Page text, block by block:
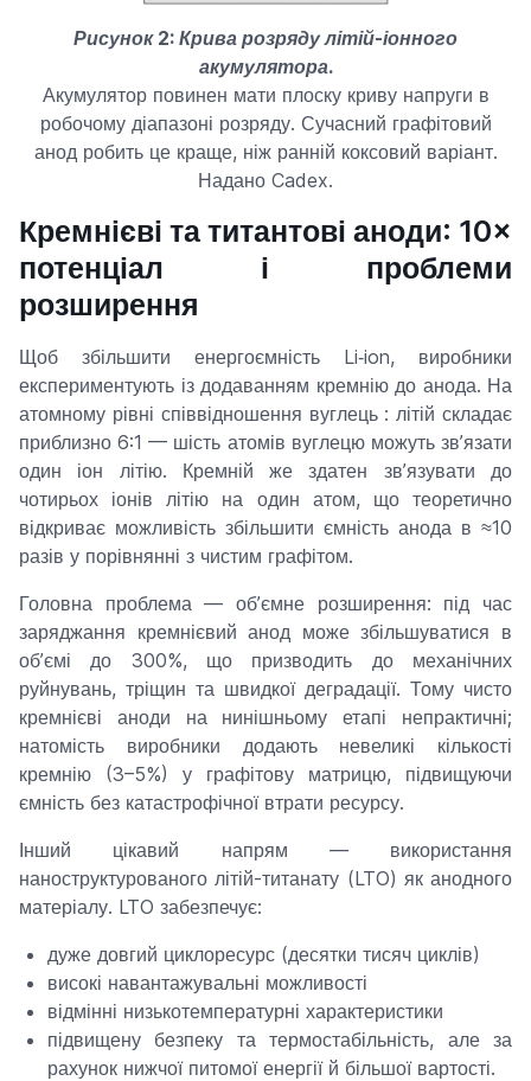
Рисунок 2: Крива розряду літій-іонного
акумулятора.
Акумулятор повинен мати плоску криву напруги в
робочому діапазоні розряду. Сучасний графітовий
анод робить це краще, ніж ранній коксовий варіант.
Надано Cadex.
Кремнієві та титантові аноди: 10×
потенціал і проблеми
розширення
Щоб збільшити енергоємність Li‑ion, виробники
експериментують із додаванням кремнію до анода. На
атомному рівні співвідношення вуглець : літій складає
приблизно 6:1 — шість атомів вуглецю можуть зв’язати
один іон літію. Кремній же здатен зв’язувати до
чотирьох іонів літію на один атом, що теоретично
відкриває можливість збільшити ємність анода в ≈10
разів у порівнянні з чистим графітом.
Головна проблема — об’ємне розширення: під час
заряджання кремнієвий анод може збільшуватися в
об’ємі до 300%, що призводить до механічних
руйнувань, тріщин та швидкої деградації. Тому чисто
кремнієві аноди на нинішньому етапі непрактичні;
натомість виробники додають невеликі кількості
кремнію (3–5%) у графітову матрицю, підвищуючи
ємність без катастрофічної втрати ресурсу.
Інший цікавий напрям — використання
наноструктурованого літій-титанату (LTO) як анодного
матеріалу. LTO забезпечує:
дуже довгий циклоресурс (десятки тисяч циклів)
високі навантажувальні можливості
відмінні низькотемпературні характеристики
підвищену безпеку та термостабільність, але за
рахунок нижчої питомої енергії й більшої вартості.